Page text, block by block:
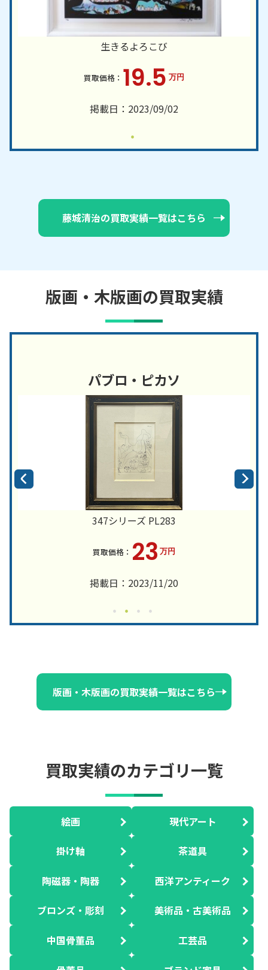
生きるよろこび
19.5 万円
掲載日：2023/09/02
藤城清治の買取実績一覧はこちら
版画・木版画の買取実績
パブロ・ピカソ
347シリーズ PL283
23 万円
掲載日：2023/11/20
版画・木版画の買取実績一覧はこちら
買取実績のカテゴリ一覧
絵画 現代アート
掛け軸 茶道具
陶磁器・陶器 西洋アンティーク
ブロンズ・彫刻 美術品・古美術品
中国骨董品 工芸品